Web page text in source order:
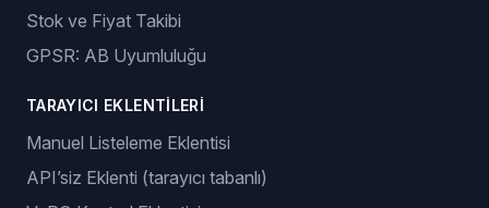
Stok ve Fiyat Takibi
GPSR: AB Uyumluluğu
TARAYICI EKLENTILERI
Manuel Listeleme Eklentisi
API’siz Eklenti (tarayıcı tabanlı)